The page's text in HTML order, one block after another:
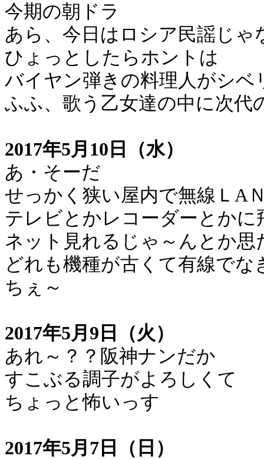
今期の朝ドラ
あら、今日はロシア民謡じゃ
ひょっとしたらホントは
バイヤン弾きの料理人がシベ
ふふ、歌う乙女達の中に次
2017年5月10日（水）
あ・そーだ
せっかく狭い屋内で無線ＬA
テレビとかレコーダーとかに
ネット見れるじゃ～んとか思
どれも機種が古くて有線でな
ちぇ～
2017年5月9日（火）
あれ～？？阪神ナンだか
すこぶる調子がよろしくて
ちょっと怖いっす
2017年5月7日（日）